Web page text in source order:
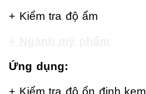
+ Kiểm tra độ ẩm
Ứng dụng:
+ Kiểm tra độ ổn định kem